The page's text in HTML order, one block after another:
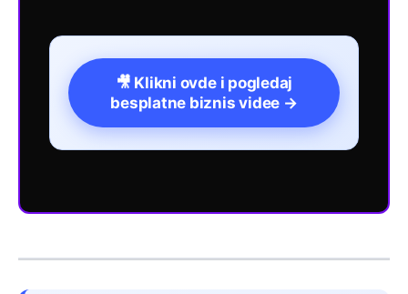
🎥 Klikni ovde i pogledaj
besplatne biznis videe →